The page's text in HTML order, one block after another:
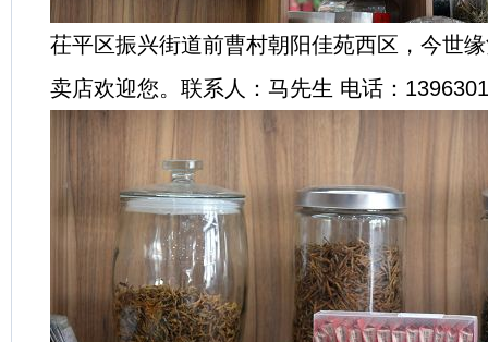
茌平区振兴街道前曹村朝阳佳苑西区，今世
卖店欢迎您。联系人：马先生 电话：